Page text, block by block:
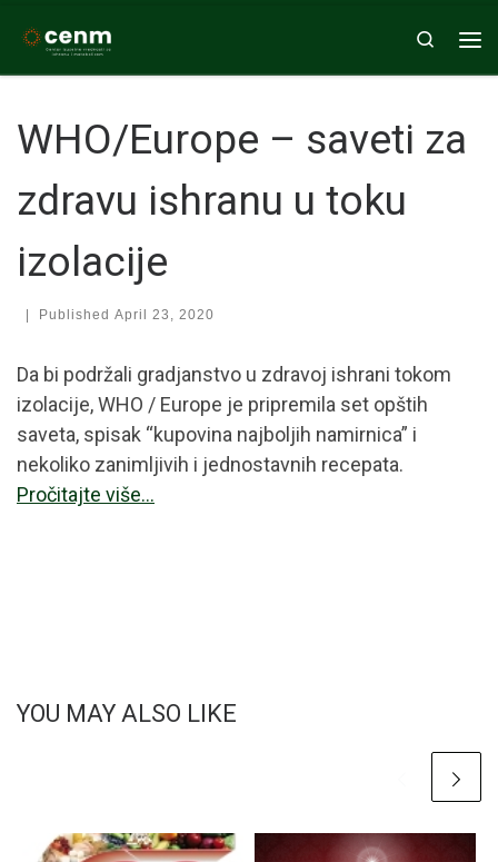
Skip to content
Search
WHO/Europe – saveti za
zdravu ishranu u toku
izolacije
Published April 23, 2020
Da bi podržali gradjanstvo u zdravoj ishrani tokom
izolacije, WHO / Europe je pripremila set opštih
saveta, spisak “kupovina najboljih namirnica” i
nekoliko zanimljivih i jednostavnih recepata.
Pročitajte više…
YOU MAY ALSO LIKE